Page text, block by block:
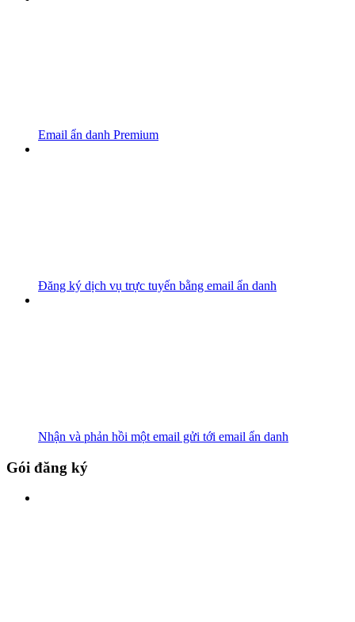
Email ẩn danh Premium
Đăng ký dịch vụ trực tuyến bằng email ẩn danh
Nhận và phản hồi một email gửi tới email ẩn danh
Gói đăng ký